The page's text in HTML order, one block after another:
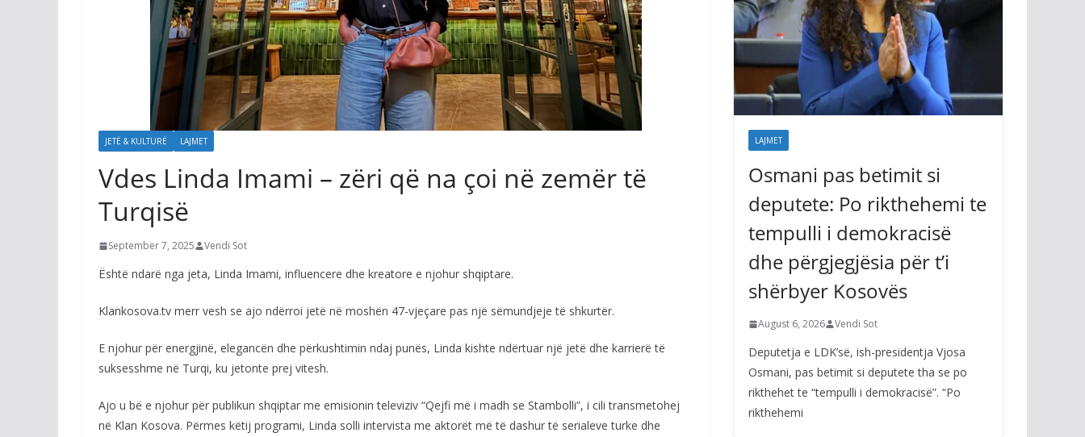
JETË & KULTURË LAJMET
Vdes Linda Imami – zëri që na çoi në zemër të
Turqisë
September 7, 2025 Vendi Sot
Është ndarë nga jeta, Linda Imami, influencere dhe kreatore e njohur shqiptare.
Klankosova.tv merr vesh se ajo ndërroi jetë në moshën 47-vjeçare pas një sëmundjeje të shkurtër.
E njohur për energjinë, elegancën dhe përkushtimin ndaj punës, Linda kishte ndërtuar një jetë dhe karrierë të
suksesshme në Turqi, ku jetonte prej vitesh.
Ajo u bë e njohur për publikun shqiptar me emisionin televiziv “Qejfi më i madh se Stambolli”, i cili transmetohej
në Klan Kosova. Përmes këtij programi, Linda solli intervista me aktorët më të dashur të serialeve turke dhe
LAJMET
Osmani pas betimit si
deputete: Po rikthehemi te
tempulli i demokracisë
dhe përgjegjësia për t’i
shërbyer Kosovës
August 6, 2026 Vendi Sot
Deputetja e LDK’së, ish-presidentja Vjosa
Osmani, pas betimit si deputete tha se po
rikthehet te “tempulli i demokracisë”. “Po
rikthehemi